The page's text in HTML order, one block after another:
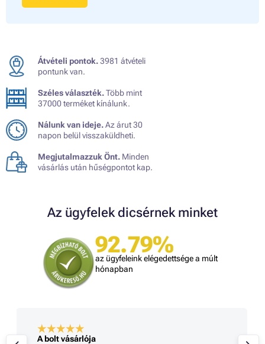
Átvételi pontok.3981 átvételi
pontunk van.
Széles választék.Több mint
37000 terméket kínálunk.
Nálunk van ideje.Az árut 30
napon belül visszaküldheti.
Megjutalmazzuk Önt. Minden
vásárlás után hűségpontot kap.
Az ügyfelek dicsérnek minket
92.79%
az ügyfeleink elégedettsége a múlt
hónapban
A bolt vásárlója